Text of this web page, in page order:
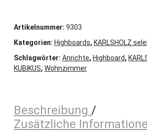
Regale
Wandregale
Beistellmöbel
Rollcontainer
Artikelnummer: 9303
Kategorien: Highboards, KARLSHOLZ
Schlagwörter: Anrichte, Highboard,
KUBIKUS, Wohnzimmer
Beschreibung
Zusätzliche